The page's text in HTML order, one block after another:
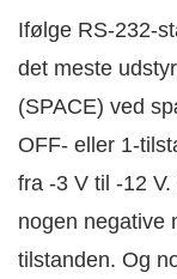
Ifølge RS-232-
det meste
(SPACE) ved
OFF- eller 1-
fra -3 V til -12
nogen negative
tilstanden. Og